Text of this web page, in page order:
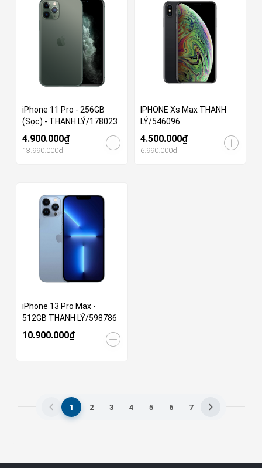
iPhone 11 Pro - 256GB
(Sọc) - THANH LÝ/178023
4.900.000₫
13.990.000₫
IPHONE Xs Max THANH
LÝ/546096
4.500.000₫
6.990.000₫
iPhone 13 Pro Max -
512GB THANH LÝ/598786
10.900.000₫
1 2 3 4 5 6 7